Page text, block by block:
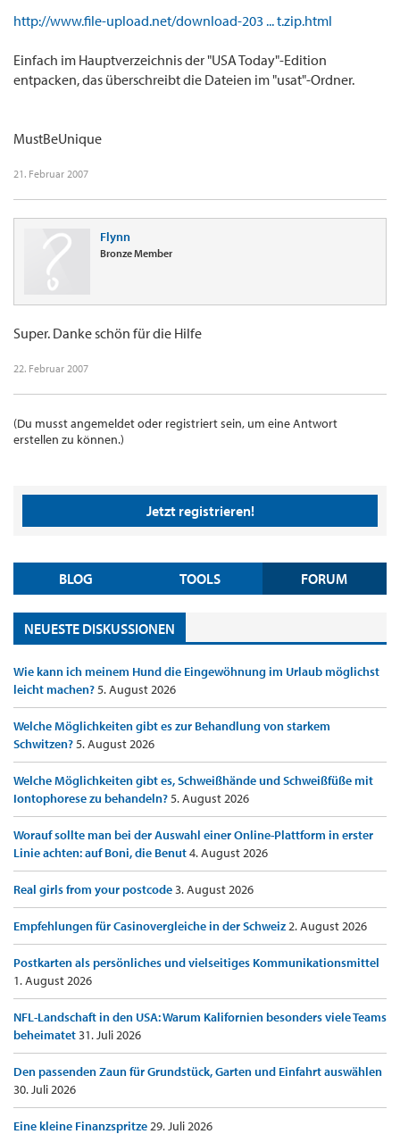
http://www.file-upload.net/download-203 ... t.zip.html
Einfach im Hauptverzeichnis der "USA Today"-Edition
entpacken, das überschreibt die Dateien im "usat"-Ordner.
MustBeUnique
21. Februar 2007
Flynn
Bronze Member
Super. Danke schön für die Hilfe
22. Februar 2007
(Du musst angemeldet oder registriert sein, um eine Antwort
erstellen zu können.)
Jetzt registrieren!
BLOG TOOLS FORUM
NEUESTE DISKUSSIONEN
Wie kann ich meinem Hund die Eingewöhnung im Urlaub möglichst
leicht machen?5. August 2026
Welche Möglichkeiten gibt es zur Behandlung von starkem
Schwitzen?5. August 2026
Welche Möglichkeiten gibt es, Schweißhände und Schweißfüße mit
Iontophorese zu behandeln?5. August 2026
Worauf sollte man bei der Auswahl einer Online-Plattform in erster
Linie achten: auf Boni, die Benut4. August 2026
Real girls from your postcode3. August 2026
Empfehlungen für Casinovergleiche in der Schweiz2. August 2026
Postkarten als persönliches und vielseitiges Kommunikationsmittel
1. August 2026
NFL-Landschaft in den USA: Warum Kalifornien besonders viele Teams
beheimatet31. Juli 2026
Den passenden Zaun für Grundstück, Garten und Einfahrt auswählen
30. Juli 2026
Eine kleine Finanzspritze29. Juli 2026